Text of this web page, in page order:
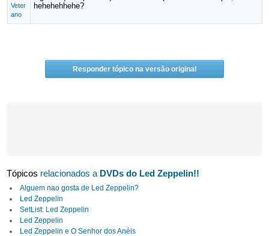
Veter
ano
hehehehhehe?
Responder tópico na versão original
Tópicos relacionados a DVDs do Led Zeppelin!!
Alguem nao gosta de Led Zeppelin?
Led Zeppelin
SetList: Led Zeppelin
Led Zeppelin
Led Zeppelin e O Senhor dos Anéis